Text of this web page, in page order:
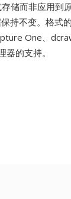
储而非应用到
持不变。格式
One、
的支持。